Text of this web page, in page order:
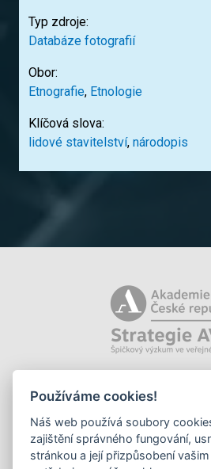
Typ zdroje:
Databáze fotografií
Obor:
Etnografie, Etnologie
Klíčová slova:
lidové stavitelství, národopis
Používáme cookies!
Náš web používá soubory
zajištění správného fungování,
stránkou a její přizpůsobení